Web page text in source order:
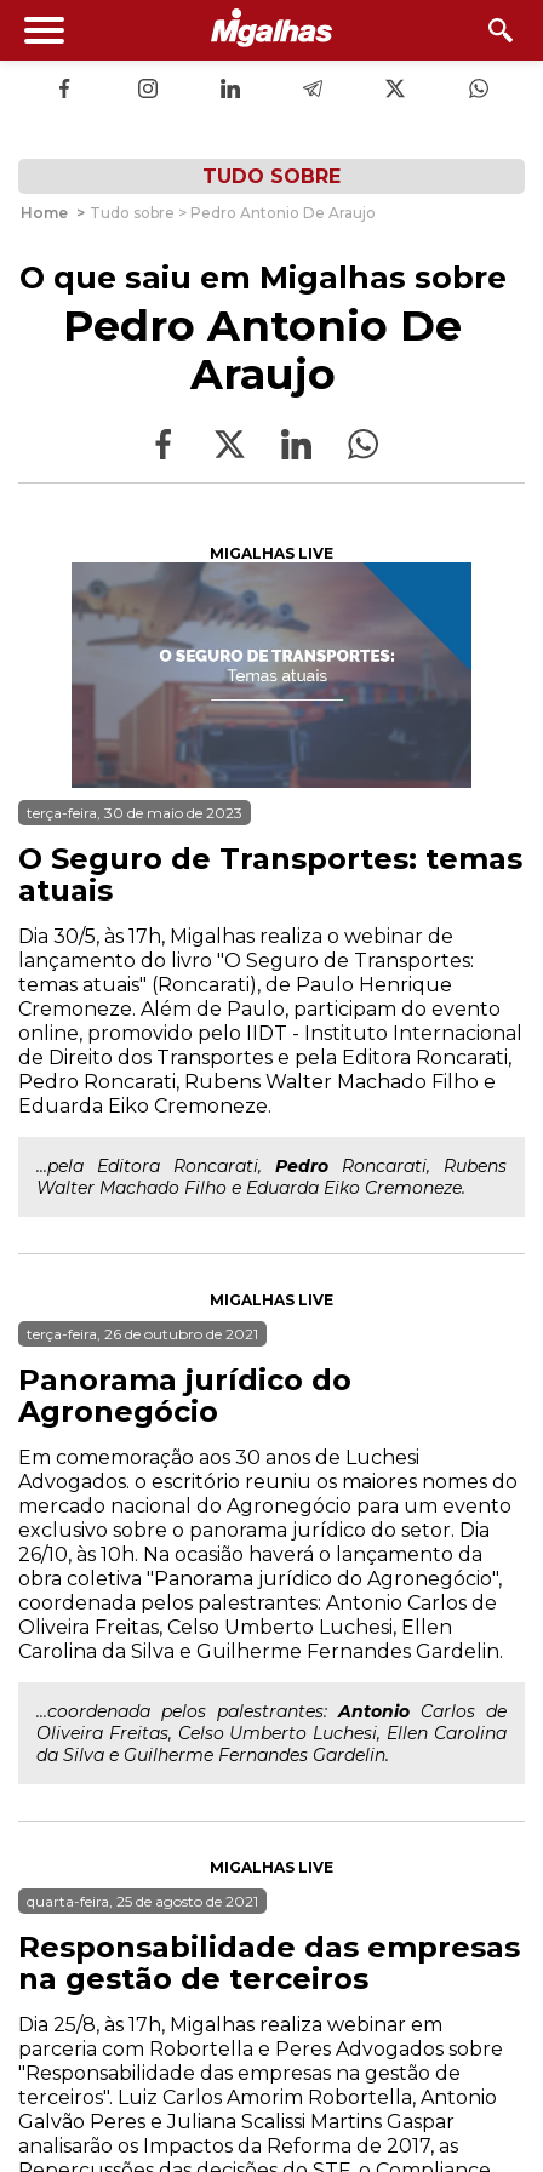
TUDO SOBRE
Home > Tudo sobre > Pedro Antonio De Araujo
O que saiu em Migalhas sobre
Pedro Antonio De
Araujo
MIGALHAS LIVE
terça-feira, 30 de maio de 2023
O Seguro de Transportes: temas
atuais
Dia 30/5, às 17h, Migalhas realiza o webinar de
lançamento do livro "O Seguro de Transportes:
temas atuais" (Roncarati), de Paulo Henrique
Cremoneze. Além de Paulo, participam do evento
online, promovido pelo IIDT - Instituto Internacional
de Direito dos Transportes e pela Editora Roncarati,
Pedro Roncarati, Rubens Walter Machado Filho e
Eduarda Eiko Cremoneze.
...pela Editora Roncarati, Pedro Roncarati, Rubens
Walter Machado Filho e Eduarda Eiko Cremoneze.
MIGALHAS LIVE
terça-feira, 26 de outubro de 2021
Panorama jurídico do
Agronegócio
Em comemoração aos 30 anos de Luchesi
Advogados. o escritório reuniu os maiores nomes do
mercado nacional do Agronegócio para um evento
exclusivo sobre o panorama jurídico do setor. Dia
26/10, às 10h. Na ocasião haverá o lançamento da
obra coletiva "Panorama jurídico do Agronegócio",
coordenada pelos palestrantes: Antonio Carlos de
Oliveira Freitas, Celso Umberto Luchesi, Ellen
Carolina da Silva e Guilherme Fernandes Gardelin.
...coordenada pelos palestrantes:Antonio Carlos de
Oliveira Freitas, Celso Umberto Luchesi, Ellen Carolina
da Silva e Guilherme Fernandes Gardelin.
MIGALHAS LIVE
quarta-feira, 25 de agosto de 2021
Responsabilidade das empresas
na gestão de terceiros
Dia 25/8, às 17h, Migalhas realiza webinar em
parceria com Robortella e Peres Advogados sobre
"Responsabilidade das empresas na gestão de
terceiros". Luiz Carlos Amorim Robortella, Antonio
Galvão Peres e Juliana Scalissi Martins Gaspar
analisarão os Impactos da Reforma de 2017, as